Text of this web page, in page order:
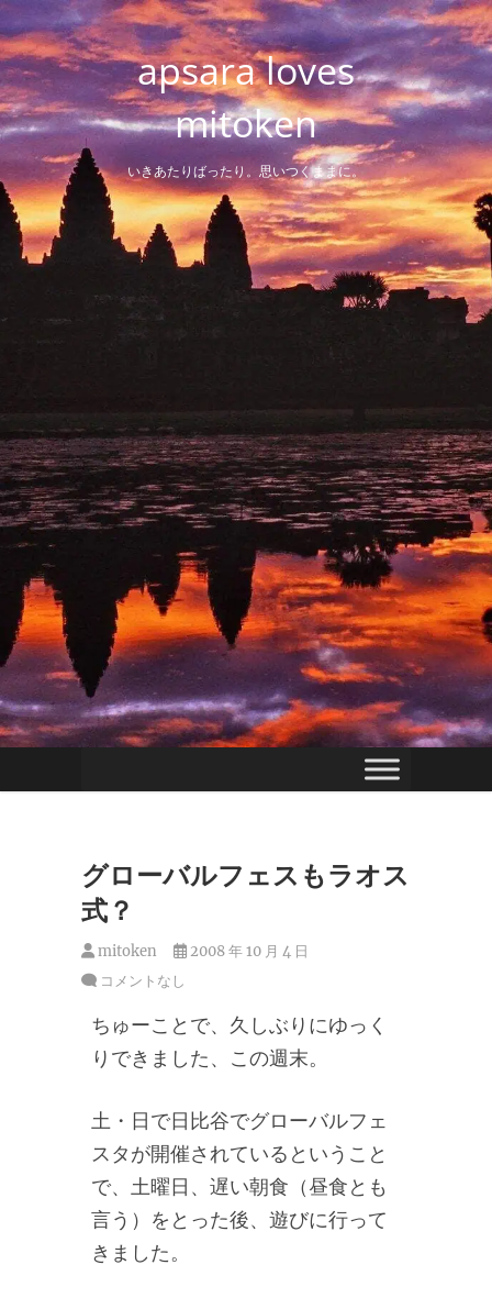
Skip
to
content
apsara loves
mitoken
いきあたりばったり。思いつくままに。
グローバルフェスもラオス
式？
mitoken
2008 年 10 月 4 日
コメントなし
ちゅーことで、久しぶりにゆっく
りできました、この週末。
土・日で日比谷でグローバルフェ
スタが開催されているということ
で、土曜日、遅い朝食（昼食とも
言う）をとった後、遊びに行って
きました。